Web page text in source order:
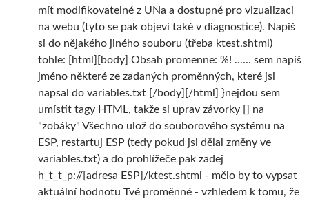
mít modifikovatelné z UNa a dostupné pro vizualizaci
na webu (tyto se pak objeví také v diagnostice). Napiš
si do nějakého jiného souboru (třeba ktest.shtml)
tohle: [html][body] Obsah promenne: %! ...... sem napiš
jméno některé ze zadaných proměnných, které jsi
napsal do variables.txt [/body][/html] }nejdou sem
umístit tagy HTML, takže si uprav závorky [] na
"zobáky" Všechno ulož do souborového systému na
ESP, restartuj ESP (tedy pokud jsi dělal změny ve
variables.txt) a do prohlížeče pak zadej
h_t_t_p://[adresa ESP]/ktest.shtml - mělo by to vypsat
aktuální hodnotu Tvé proměnné - vzhledem k tomu, že